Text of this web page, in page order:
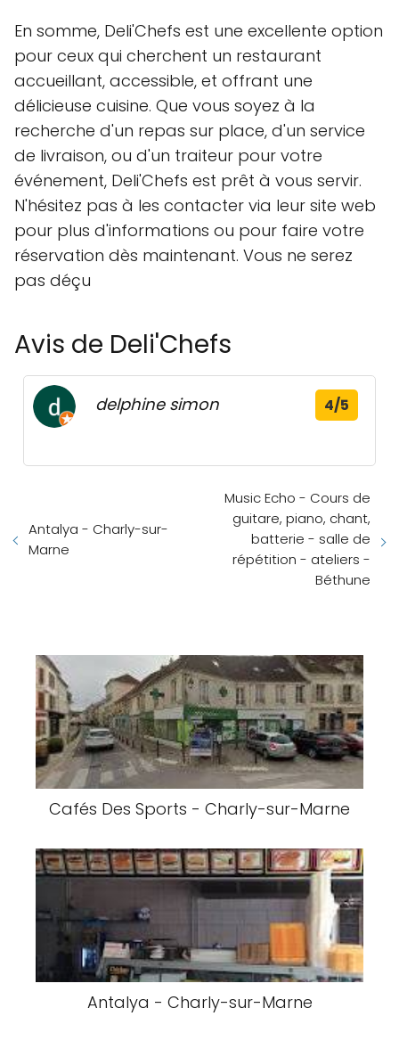
En somme, Deli'Chefs est une excellente option
pour ceux qui cherchent un restaurant
accueillant, accessible, et offrant une
délicieuse cuisine. Que vous soyez à la
recherche d'un repas sur place, d'un service
de livraison, ou d'un traiteur pour votre
événement, Deli'Chefs est prêt à vous servir.
N'hésitez pas à les contacter via leur site web
pour plus d'informations ou pour faire votre
réservation dès maintenant. Vous ne serez
pas déçu
Avis de Deli'Chefs
delphine simon 4/5
Antalya - Charly-sur-
Marne
Music Echo - Cours de
guitare, piano, chant,
batterie - salle de
répétition - ateliers -
Béthune
Cafés Des Sports - Charly-sur-Marne
Antalya - Charly-sur-Marne